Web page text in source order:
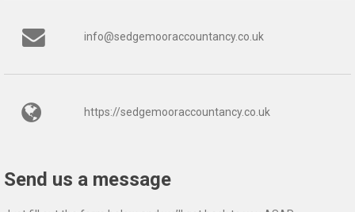
info@sedgemooraccountancy.co.uk
https://sedgemooraccountancy.co.uk
Send us a message